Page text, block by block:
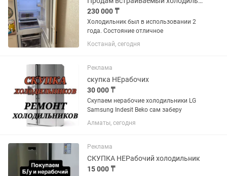
230 000 ₸
Холодильник был в использовании 2
года. Состояние отличное
Костанай, сегодня
Реклама
скупка НЕрабочих
30 000 ₸
Скупаем нерабочие холодильники LG
Samsung Indesit Beko сам заберу
Алматы, сегодня
Реклама
СКУПКА НЕРабочий холодильник
15 000 ₸